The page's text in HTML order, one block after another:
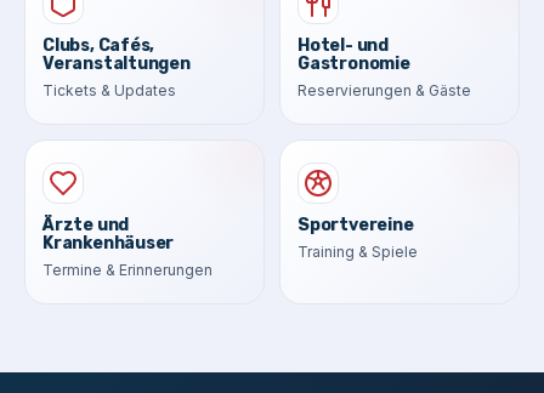
Clubs, Cafés,
Veranstaltungen
Tickets & Updates
Hotel- und
Gastronomie
Reservierungen & Gäste
Ärzte und
Krankenhäuser
Termine & Erinnerungen
Sportvereine
Training & Spiele